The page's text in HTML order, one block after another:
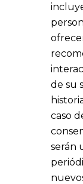
de su
caso
serán